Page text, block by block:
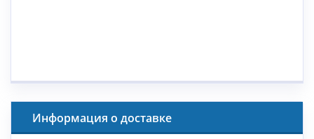
Информация о доставке